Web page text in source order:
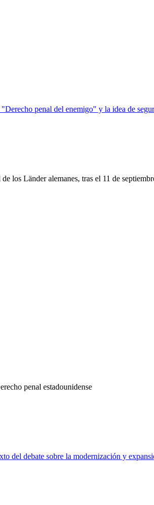
penal del enemigo" y la idea de
los Länder alemanes, tras el 11 de
penal estadounidense
del debate sobre la modernización y